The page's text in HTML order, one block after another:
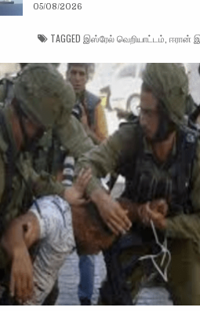
05/08/2026
TAGGED இஸ்ரேல் வெறியாட்டம் ஈரான்